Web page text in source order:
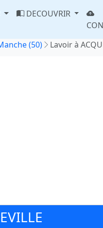
DECOUVRIR
(50) Lavoir à